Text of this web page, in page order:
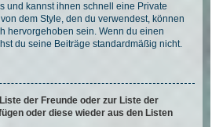
und kannst ihnen schnell eine Private
dem Style, den du verwendest, können
hervorgehoben sein. Wenn du einen
du seine Beiträge standardmäßig nicht.
der Freunde oder zur Liste der
oder diese wieder aus den Listen